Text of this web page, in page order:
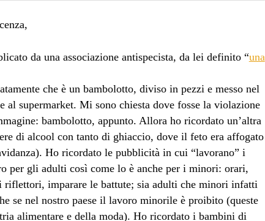
da una associazione antispecista, da lei definito “una
che è un bambolotto, diviso in pezzi e messo nel
al supermarket. Mi sono chiesta dove fosse la violazione
bambolotto, appunto. Allora ho ricordato un’altra
di alcool con tanto di ghiaccio, dove il feto era affogato
Ho ricordato le pubblicità in cui “lavorano” i
per gli adulti così come lo è anche per i minori: orari,
riflettori, imparare le battute; sia adulti che minori infatti
se nel nostro paese il lavoro minorile è proibito (queste
alimentare e della moda). Ho ricordato i bambini di